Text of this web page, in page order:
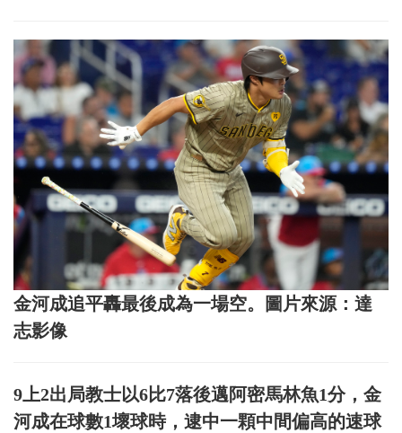
金河成追平轟最後成為一場空。圖片來源：達
志影像
9上2出局教士以6比7落後邁阿密馬林魚1分，金
河成在球數1壞球時，逮中一顆中間偏高的速球